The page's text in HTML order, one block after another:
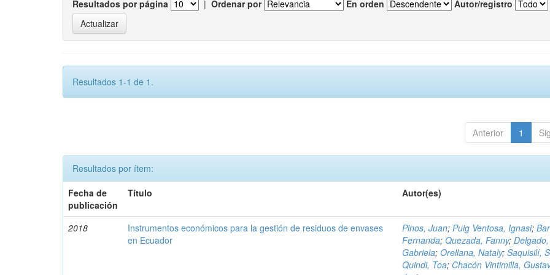
Resultados por página | Ordenar por En orden Autor/registro
Resultados 1-1 de 1.
Anterior 1
Resultados por ítem:
Fecha de
publicación
Título Autor(es)
2018
Instrumentos económicos para la gestión de residuos de envases
en Ecuador
Pinos, Juan;Puig Ventosa, Ignasi;
Fernanda;Quezada, Fanny;Delgado,
Gabriela;Orellana, Nataly;Saquisilí,
Quindi, Toa; Chacón Vintimilla,